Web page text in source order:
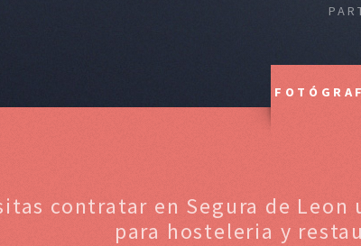
contratar en Segura de
para hosteleria y